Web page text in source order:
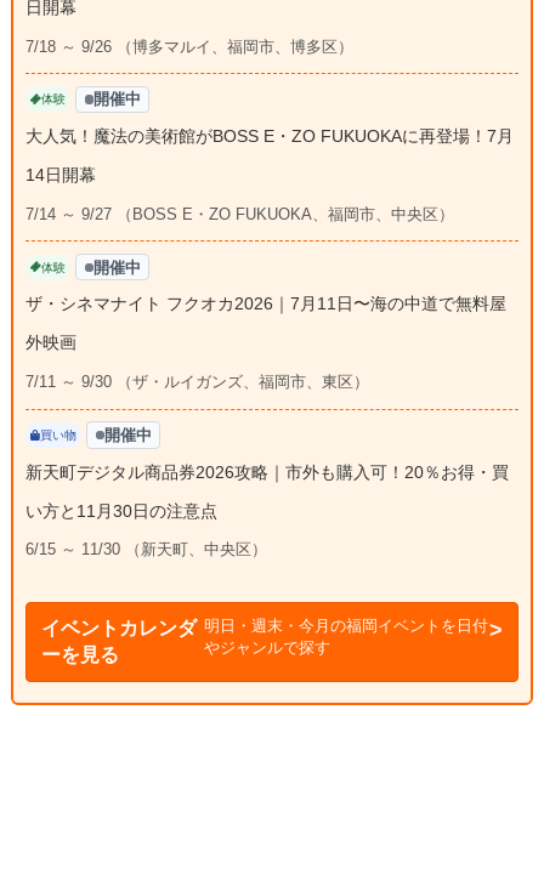
日開幕
7/18 ～ 9/26 （博多マルイ、福岡市、博多区）
体験 開催中
大人気！魔法の美術館がBOSS E・ZO FUKUOKAに再登場！7月
14日開幕
7/14 ～ 9/27 （BOSS E・ZO FUKUOKA、福岡市、中央区）
体験 開催中
ザ・シネマナイト フクオカ2026｜7月11日〜海の中道で無料屋
外映画
7/11 ～ 9/30 （ザ・ルイガンズ、福岡市、東区）
買い物 開催中
新天町デジタル商品券2026攻略｜市外も購入可！20％お得・買
い方と11月30日の注意点
6/15 ～ 11/30 （新天町、中央区）
イベントカレンダ
ーを見る
明日・週末・今月の福岡イベントを日付
やジャンルで探す